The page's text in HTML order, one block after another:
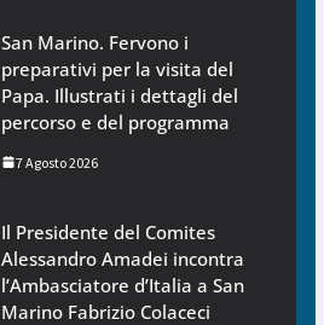
San Marino. Fervono i
preparativi per la visita del
Papa. Illustrati i dettagli del
percorso e del programma
7 Agosto 2026
Il Presidente del Comites
Alessandro Amadei incontra
l’Ambasciatore d’Italia a San
Marino Fabrizio Colaceci